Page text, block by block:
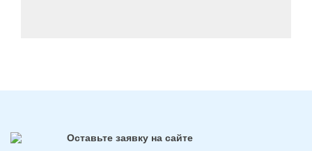
Оставьте заявку на сайте